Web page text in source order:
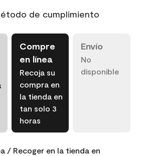
de cumplimiento
Compre
en línea
Recoja su
compra en
la tienda en
tan solo 3
horas
Envío
No
disponible
/ Recoger en la tienda en